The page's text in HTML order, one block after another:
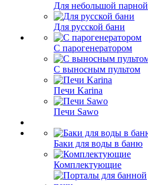
Для небольшой парной
Для русской бани
С парогенератором
С выносным пультом
Печи Karina
Печи Sawo
Баки для воды в баню
Комплектующие